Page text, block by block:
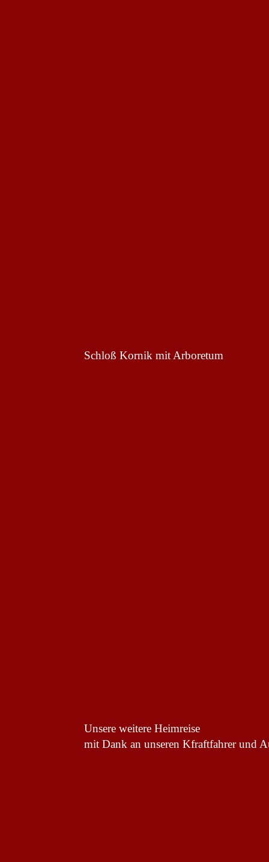
Schloß Kornik mit Arboretum
Unsere weitere Heimreise
mit Dank an unseren Kfraftfahrer und